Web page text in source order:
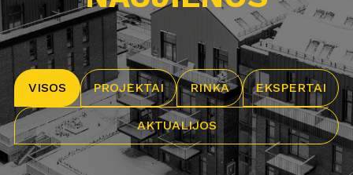
VISOS PROJEKTAI RINKA EKSPERTAI
AKTUALIJOS